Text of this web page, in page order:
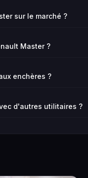
sur le marché ?
Master ?
enchères ?
d'autres utilitaires ?